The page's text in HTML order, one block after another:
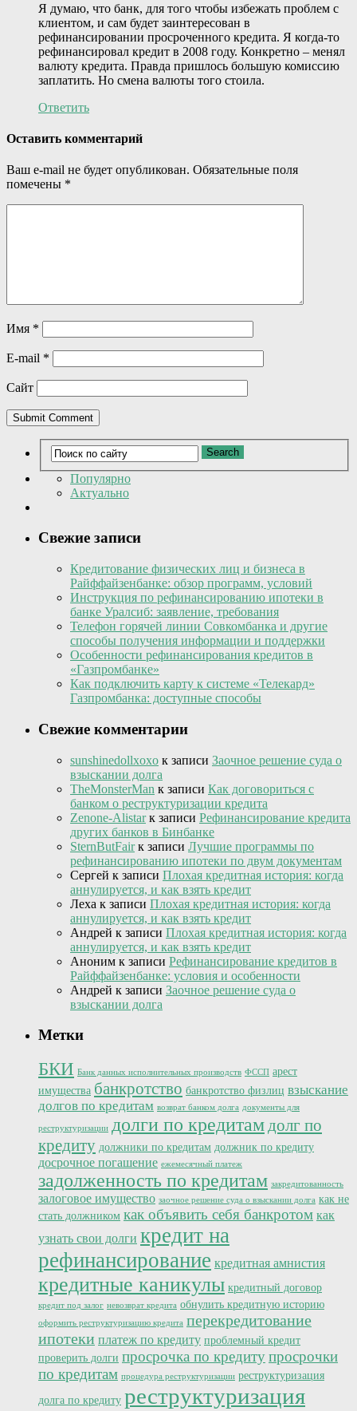
Я думаю, что банк, для того чтобы избежать проблем с
клиентом, и сам будет заинтересован в
рефинансировании просроченного кредита. Я когда-то
рефинансировал кредит в 2008 году. Конкретно – менял
валюту кредита. Правда пришлось большую комиссию
заплатить. Но смена валюты того стоила.
Ответить
Оставить комментарий
Ваш e-mail не будет опубликован. Обязательные поля
помечены *
Имя *
E-mail *
Сайт
Популярно
Актуально
Свежие записи
Кредитование физических лиц и бизнеса в
Райффайзенбанке: обзор программ, условий
Инструкция по рефинансированию ипотеки в
банке Уралсиб: заявление, требования
Телефон горячей линии Совкомбанка и другие
способы получения информации и поддержки
Особенности рефинансирования кредитов в
«Газпромбанке»
Как подключить карту к системе «Телекард»
Газпромбанка: доступные способы
Свежие комментарии
sunshinedollxoxo к записи Заочное решение суда о
взыскании долга
TheMonsterMan к записи Как договориться с
банком о реструктуризации кредита
Zenone-Alistarк записи Рефинансирование кредита
других банков в Бинбанке
SternButFairк записи Лучшие программы по
рефинансированию ипотеки по двум документам
Сергей к записи Плохая кредитная история: когда
аннулируется, и как взять кредит
Леха к записи Плохая кредитная история: когда
аннулируется, и как взять кредит
Андрей к записи Плохая кредитная история: когда
аннулируется, и как взять кредит
Аноним к записи Рефинансирование кредитов в
Райффайзенбанке: условия и особенности
Андрей к записи Заочное решение суда о
взыскании долга
Метки
БКИ Банк данных исполнительных производств ФССП арест
имущества банкротство банкротство физлиц взыскание
долгов по кредитам возврат банком долга документы для
реструктуризации долги по кредитамдолг по
кредиту должники по кредитам должник по кредиту
досрочное погашение ежемесячный платеж
задолженность по кредитам закредитованность
залоговое имущество заочное решение суда о взыскании долга как не
стать должником как объявить себя банкротом как
узнать свои долги кредит на
рефинансирование кредитная амнистия
кредитные каникулы кредитный договор
кредит под залог невозврат кредита обнулить кредитную историю
оформить реструктуризацию кредита перекредитование
ипотеки платеж по кредиту проблемный кредит
проверить долги просрочка по кредитупросрочки
по кредитам процедура реструктуризации реструктуризация
долга по кредиту реструктуризация